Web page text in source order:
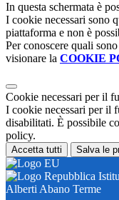
In questa schermata è
I cookie necessari sono
piattaforma e non è
Per conoscere quali
visionare la COOKIE
Cookie necessari per il
I cookie necessari per il
disabilitati. È possibile
policy.
Accetta tutti Salva le
Alberti Abano Terme